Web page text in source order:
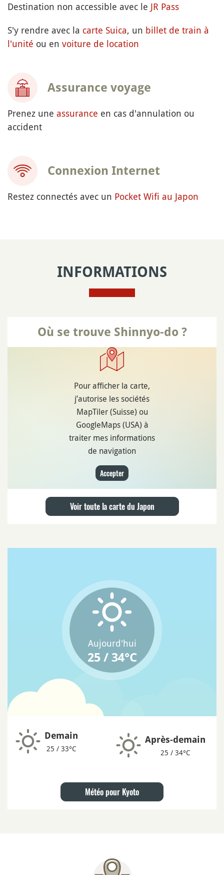
Destination non accessible avec le JR Pass
S'y rendre avec la carte Suica, un billet de train à
l'unité ou en voiture de location
Assurance voyage
Prenez une assurance en cas d'annulation ou
accident
Connexion Internet
Restez connectés avec un Pocket Wifi au Japon
INFORMATIONS
Où se trouve Shinnyo-do ?
Pour afficher la carte,
j’autorise les sociétés
MapTiler (Suisse) ou
GoogleMaps (USA) à
traiter mes informations
de navigation
Accepter
Voir toute la carte du Japon
Aujourd'hui
25 / 34°C
Demain
25 / 33°C
Après-demain
25 / 34°C
Météo pour Kyoto